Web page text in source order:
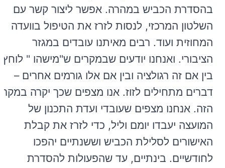
בהסדרת הכביש במהרה. אפשר ליצור קשר עם
השלטון המרכזי, לנסות לזרז את הטיפול בוועדה
המחוזית ועוד. רבים מאיתנו עובדים במגזר
הציבורי. ואנחנו יודעים שבמקרים ש"מישהו " לוחץ,
בין אם זה רגולציה ובין אם אלו גורמים אחרים –
דברים מתחילים לזוז. אנו מצפים שכך יקרה
הזה. אנחנו מצפים שעובדי ועדת התכנון של
המועצה יעבדו יומם וליל, כדי לזרז את קבלת
האישורים לסלילת הכביש וששנתיים יהפכו
לחודשיים. בינתיים, עד שהפעולות להסדרת